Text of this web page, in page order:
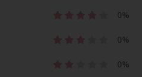
0%
0%
0%